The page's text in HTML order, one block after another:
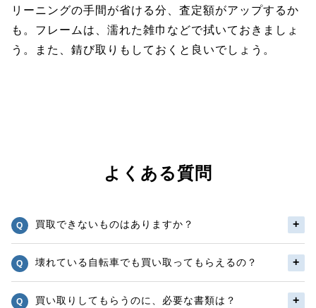
リーニングの手間が省ける分、査定額がアップするか
も。フレームは、濡れた雑巾などで拭いておきましょ
う。また、錆び取りもしておくと良いでしょう。
よくある質問
買取できないものはありますか？
壊れている自転車でも買い取ってもらえるの？
買い取りしてもらうのに、必要な書類は？